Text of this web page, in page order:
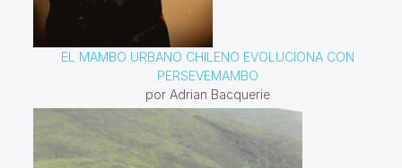
EL MAMBO URBANO CHILENO EVOLUCIONA CON
PERSEVEMAMBO
por Adrian Bacquerie